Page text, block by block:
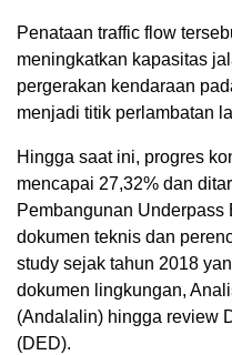
Penataan traffic flow
meningkatkan kapasitas
pergerakan kendaraan
menjadi titik perlambatan
Hingga saat ini, progres
mencapai 27,32% dan
Pembangunan
dokumen teknis dan
study sejak tahun 2018
dokumen lingkungan,
(Andalalin) hingga review
(DED).